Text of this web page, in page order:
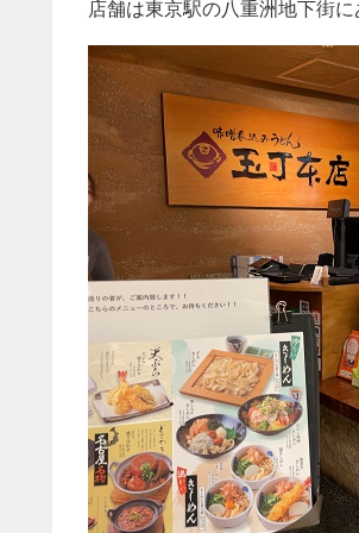
店舗は東京駅の八重洲地下街